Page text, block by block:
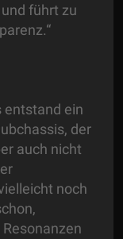
führt zu
entstand ein
der
auch nicht
noch